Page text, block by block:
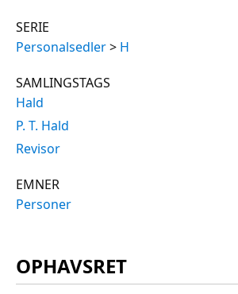
SERIE
Personalsedler> H
SAMLINGSTAGS
Hald
P. T. Hald
Revisor
EMNER
Personer
OPHAVSRET